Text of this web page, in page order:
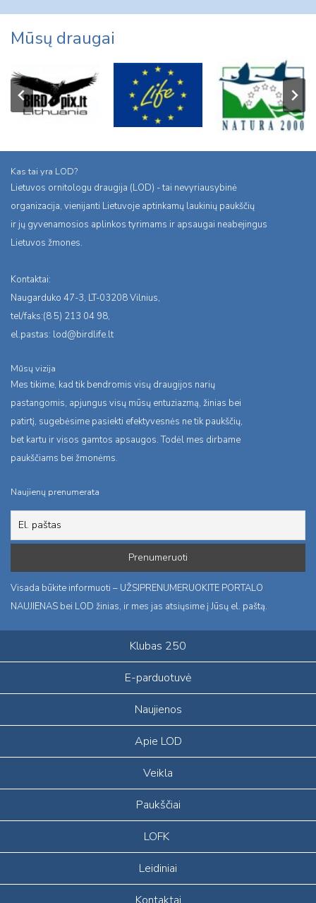
Mūsų draugai
Kas tai yra LOD?
Lietuvos ornitologu draugija (LOD) - tai nevyriausybinė
organizacija, vienijanti Lietuvoje aptinkamų laukinių paukščių
ir jų gyvenamosios aplinkos tyrimams ir apsaugai neabejingus
Lietuvos žmones.
Kontaktai:
Naugarduko 47-3, LT-03208 Vilnius,
tel/faks:(8 5) 213 04 98,
el.pastas: lod@birdlife.lt
Mūsų vizija
Mes tikime, kad tik bendromis visų draugijos narių
pastangomis, apjungus visų mūsų entuziazmą, žinias bei
patirtį, sugebėsime pasiekti efektyvesnės ne tik paukščių,
bet kartu ir visos gamtos apsaugos. Todėl mes dirbame
paukščiams bei žmonėms.
Naujienų prenumerata
Visada būkite informuoti – UŽSIPRENUMERUOKITE PORTALO
NAUJIENAS bei LOD žinias, ir mes jas atsiųsime į Jūsų el. paštą.
Klubas 250
E-parduotuvė
Naujienos
Apie LOD
Veikla
Paukščiai
LOFK
Leidiniai